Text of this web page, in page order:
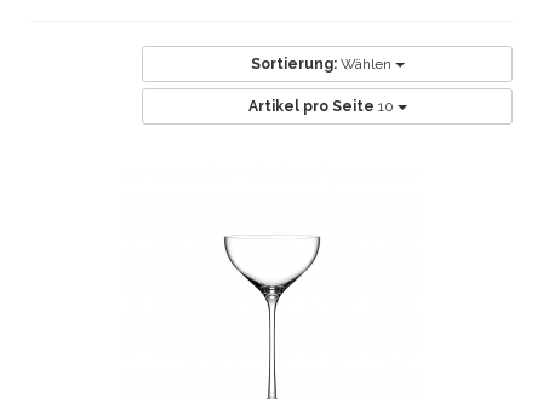
Sortierung: Wählen
Artikel pro Seite 10